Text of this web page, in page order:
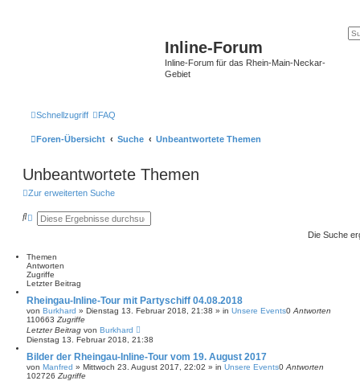
Inline-Forum
Inline-Forum für das Rhein-Main-Neckar-
Gebiet
Schnellzugriff FAQ
Foren-Übersicht Suche Unbeantwortete Themen
Unbeantwortete Themen
Zur erweiterten Suche
S
e
E
i
t
e
r
e
S
u
c
h
Die Suche
Themen
Antworten
Zugriffe
Letzter Beitrag
Rheingau-Inline-Tour mit Partyschiff 04.08.2018
von Burkhard » Dienstag 13. Februar 2018, 21:38 » in Unsere Events0 Antworten
110663 Zugriffe
Letzter Beitrag von Burkhard
Dienstag 13. Februar 2018, 21:38
Bilder der Rheingau-Inline-Tour vom 19. August 2017
von Manfred » Mittwoch 23. August 2017, 22:02 » in Unsere Events0 Antworten
102726 Zugriffe